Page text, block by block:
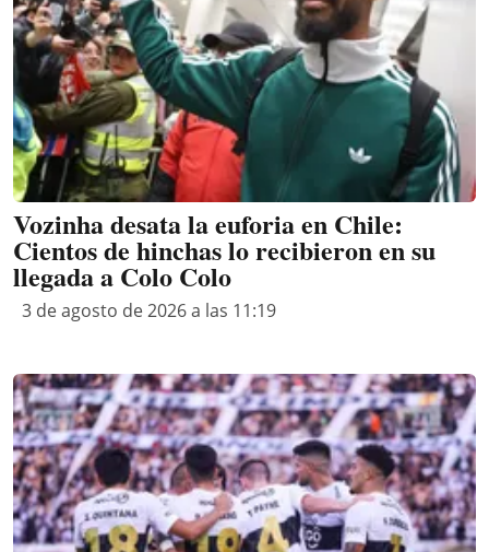
Vozinha desata la euforia en Chile:
Cientos de hinchas lo recibieron en su
llegada a Colo Colo
3 de agosto de 2026 a las 11:19